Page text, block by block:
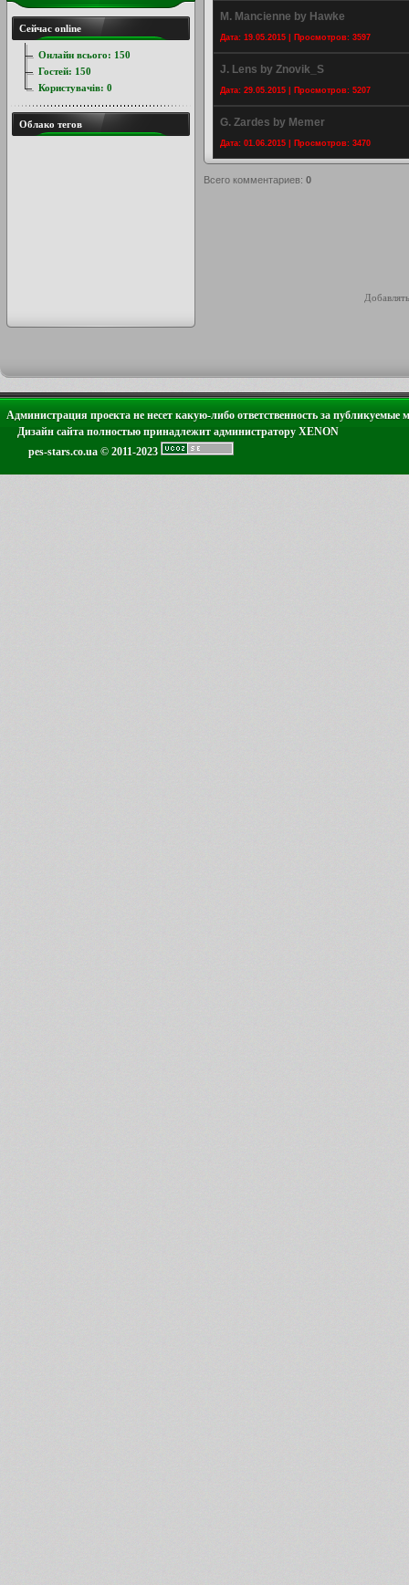
M. Mancienne by Hawke
Дата: 19.05.2015 | Просмотров: 3597
J. Lens by Znovik_S
Дата: 29.05.2015 | Просмотров: 5207
G. Zardes by Memer
Дата: 01.06.2015 | Просмотров: 3470
Всего комментариев: 0
Сейчас online
Онлайн всього: 150
Гостей: 150
Користувачів: 0
Облако тегов
Администрация проекта не несет какую-либо ответственность за публикуемые
Дизайн сайта полностью принадлежит администратору XENON
pes-stars.co.ua © 2011-2023